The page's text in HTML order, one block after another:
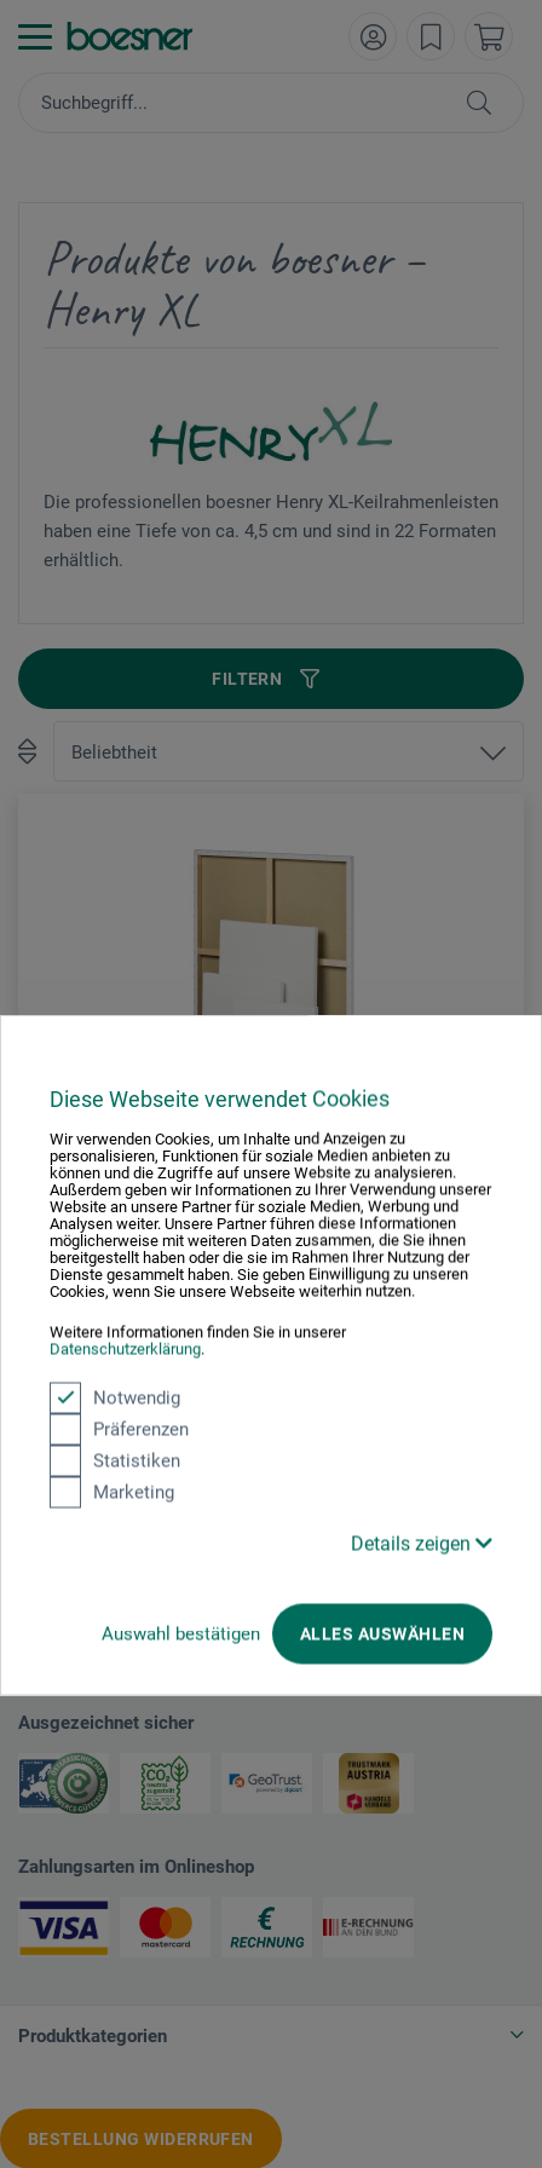
Diese Webseite verwendet Cookies
Wir verwenden Cookies, um Inhalte und Anzeigen zu
personalisieren, Funktionen für soziale Medien anbieten zu
können und die Zugriffe auf unsere Website zu analysieren.
Außerdem geben wir Informationen zu Ihrer Verwendung unserer
Website an unsere Partner für soziale Medien, Werbung und
Analysen weiter. Unsere Partner führen diese Informationen
möglicherweise mit weiteren Daten zusammen, die Sie ihnen
bereitgestellt haben oder die sie im Rahmen Ihrer Nutzung der
Dienste gesammelt haben. Sie geben Einwilligung zu unseren
Cookies, wenn Sie unsere Webseite weiterhin nutzen.
Weitere Informationen finden Sie in unserer
Datenschutzerklärung.
Notwendig
Präferenzen
Statistiken
Marketing
Details zeigen
Auswahl bestätigen ALLES AUSWÄHLEN
Produkte von boesner –
Henry XL
Die professionellen boesner Henry XL-Keilrahmenleisten
haben eine Tiefe von ca. 4,5 cm und sind in 22 Formaten
erhältlich.
FILTERN
SELLER
boesner – Henry XL
Bespannter Keilrahmen – Profi-Qualität
10,85
zzgl. Versandkosten
Ausgezeichnet sicher
Zahlungsarten im Onlineshop
Produktkategorien
BESTELLUNG WIDERRUFEN